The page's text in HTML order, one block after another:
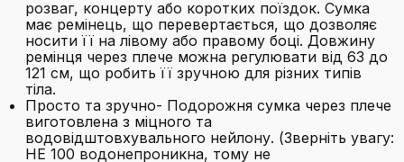
розваг, концерту або коротких поїздок. Сумка
має ремінець, що перевертається, що дозволяє
носити її на лівому або правому боці. Довжину
ремінця через плече можна регулювати від 63 до
121 см, що робить її зручною для різних типів
тіла.
Просто та зручно- Подорожня сумка через плече
виготовлена з міцного та
водовідштовхувального нейлону. (Зверніть увагу:
НЕ 100 водонепроникна, тому не